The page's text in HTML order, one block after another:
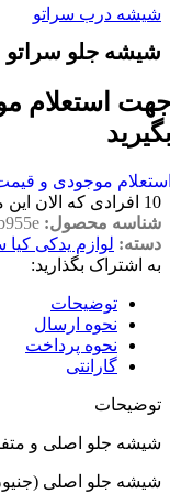
شیشه درب سراتو
شیشه جلو سراتو
استعلام
موجودی و
10 افرادی که الان
شناسه محصول:
دسته: لوازم یدکی کیا
به اشتراک بگذارید:
توضیحات
نحوه ارسال
نحوه پرداخت
گارانتی
توضیحات
شیشه جلو اصلی و
شیشه جلو اصلی